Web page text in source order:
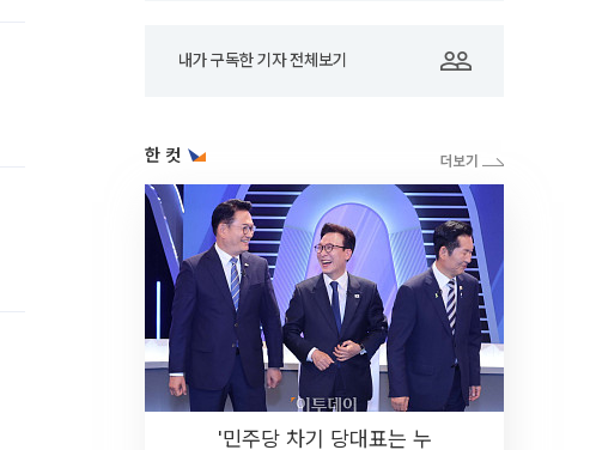
내가 구독한 기자 전체보기
한 컷
'민주당 차기 당대표는 누